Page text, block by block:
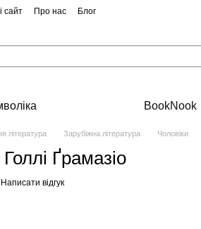
сайт Про нас Блог
BookNook
література Зарубіжна література Чоловіки
Ґрамазіо
Написати відгук